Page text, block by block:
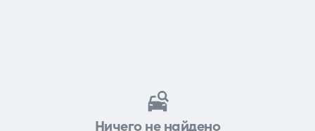
Ничего не найдено